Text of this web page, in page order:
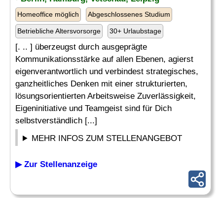
Homeoffice möglich Abgeschlossenes Studium
Betriebliche Altersvorsorge 30+ Urlaubstage
[. .. ] überzeugst durch ausgeprägte
Kommunikationsstärke auf allen Ebenen, agierst
eigenverantwortlich und verbindest strategisches,
ganzheitliches Denken mit einer strukturierten,
lösungsorientierten Arbeitsweise Zuverlässigkeit,
Eigeninitiative und Teamgeist sind für Dich
selbstverständlich [...]
MEHR INFOS ZUM STELLENANGEBOT
▶ Zur Stellenanzeige